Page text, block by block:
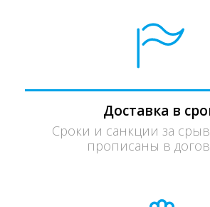
Доставка в
Сроки и санкции за
прописаны в